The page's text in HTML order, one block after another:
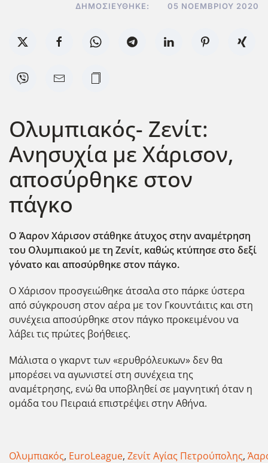
ΔΗΜΟΣΙΕΎΘΗΚΕ: 05 ΝΟΕΜΒΡΊΟΥ 2020
Ολυμπιακός- Ζενίτ:
Ανησυχία με Χάρισον,
αποσύρθηκε στον
πάγκο
Ο Άαρον Χάρισον στάθηκε άτυχος στην αναμέτρηση
του Ολυμπιακού με τη Ζενίτ, καθώς κτύπησε στο δεξί
γόνατο και αποσύρθηκε στον πάγκο.
Ο Χάρισον προσγειώθηκε άτσαλα στο πάρκε ύστερα
από σύγκρουση στον αέρα με τον Γκουντάιτις και στη
συνέχεια αποσύρθηκε στον πάγκο προκειμένου να
λάβει τις πρώτες βοήθειες.
Μάλιστα ο γκαρντ των «ερυθρόλευκων» δεν θα
μπορέσει να αγωνιστεί στη συνέχεια της
αναμέτρησης, ενώ θα υποβληθεί σε μαγνητική όταν η
ομάδα του Πειραιά επιστρέψει στην Αθήνα.
Ολυμπιακός, EuroLeague, Ζενίτ Αγίας Πετρούπολης,